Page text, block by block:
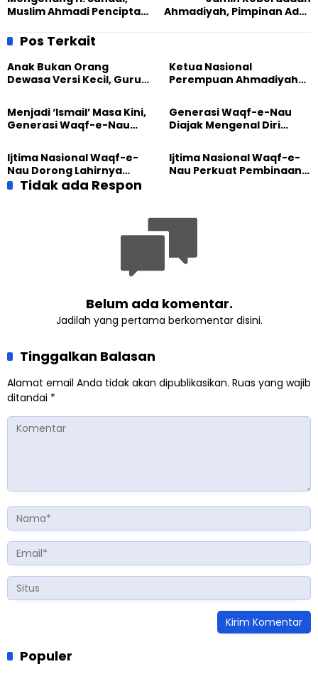
Muslim Ahmadi Pencipta
Ahmadiyah, Pimpinan Adat
Pihak Untuk Patuhi
Pos Terkait
Anak Bukan Orang
Dewasa Versi Kecil, Guru
Pendidikan BERLIAN
Ketua Nasional
Perempuan Ahmadiyah
Besar Universitas
Terbuka
Menjadi ‘Ismail’ Masa Kini,
Generasi Waqf-e-Nau
Pengabdian
Generasi Waqf-e-Nau
Diajak Mengenal Diri
Dunia
Ijtima Nasional Waqf-e-
Nau Dorong Lahirnya
Generasi Pengkhidmat
Ijtima Nasional Waqf-e-
Nau Perkuat Pembinaan
Tidak ada Respon
Belum ada komentar.
Jadilah yang pertama berkomentar disini.
Tinggalkan Balasan
Alamat email Anda tidak akan dipublikasikan. Ruas yang wajib
ditandai *
Populer